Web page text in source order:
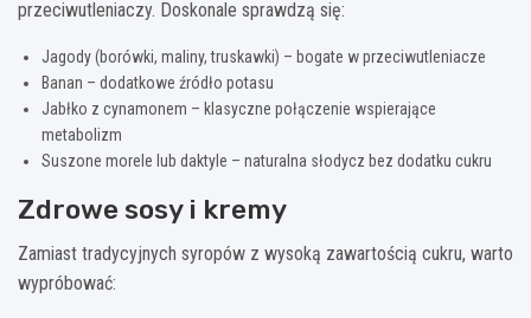
przeciwutleniaczy. Doskonale sprawdzą się:
Jagody (borówki, maliny, truskawki) – bogate w przeciwutleniacze
Banan – dodatkowe źródło potasu
Jabłko z cynamonem – klasyczne połączenie wspierające
metabolizm
Suszone morele lub daktyle – naturalna słodycz bez dodatku cukru
Zdrowe sosy i kremy
Zamiast tradycyjnych syropów z wysoką zawartością cukru, warto
wypróbować: